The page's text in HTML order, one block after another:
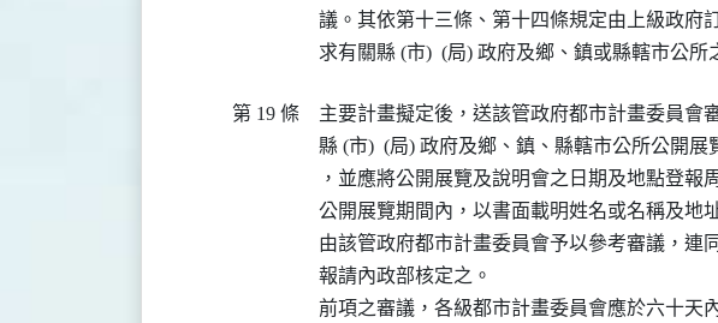
議。其依第十三條、第十四條規定由上級政府
第 19 條
主要計畫擬定後，送該管政府都市計畫委員會
縣 (市)  (局) 政府及鄉、鎮、縣轄市公所公開展
，並應將公開展覽及說明會之日期及地點登報
公開展覽期間內，以書面載明姓名或名稱及地
由該管政府都市計畫委員會予以參考審議，連
報請內政部核定之。
前項之審議，各級都市計畫委員會應於六十天